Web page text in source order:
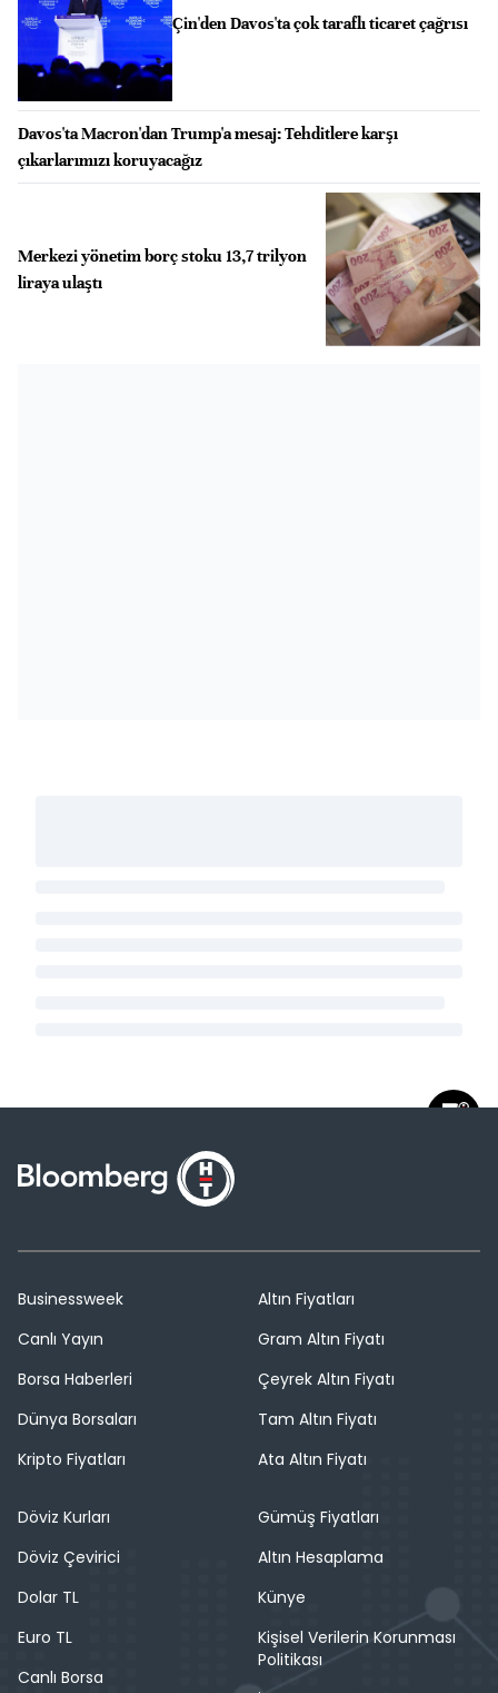
Çin'den Davos'ta çok taraflı ticaret çağrısı
Davos'ta Macron'dan Trump'a mesaj: Tehditlere karşı
çıkarlarımızı koruyacağız
Merkezi yönetim borç stoku 13,7 trilyon
liraya ulaştı
Businessweek
Canlı Yayın
Borsa Haberleri
Dünya Borsaları
Kripto Fiyatları
Altın Fiyatları
Gram Altın Fiyatı
Çeyrek Altın Fiyatı
Tam Altın Fiyatı
Ata Altın Fiyatı
Döviz Kurları
Döviz Çevirici
Dolar TL
Euro TL
Canlı Borsa
Gümüş Fiyatları
Altın Hesaplama
Künye
Kişisel Verilerin Korunması
Politikası